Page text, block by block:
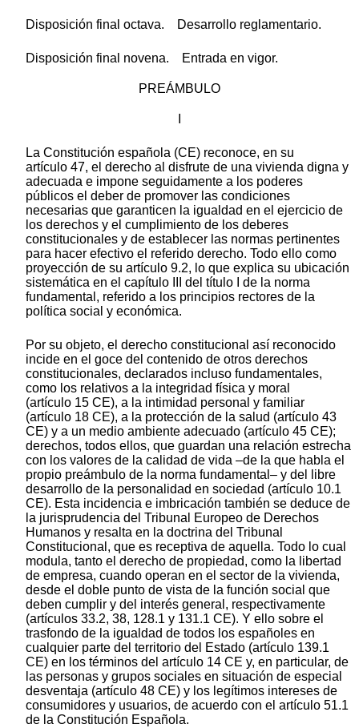
Disposición final octava. Desarrollo reglamentario.
Disposición final novena. Entrada en vigor.
PREÁMBULO
La Constitución española (CE) reconoce, en su
artículo 47, el derecho al disfrute de una vivienda digna y
adecuada e impone seguidamente a los poderes
públicos el deber de promover las condiciones
necesarias que garanticen la igualdad en el ejercicio de
los derechos y el cumplimiento de los deberes
constitucionales y de establecer las normas pertinentes
para hacer efectivo el referido derecho. Todo ello como
proyección de su artículo 9.2, lo que explica su ubicación
sistemática en el capítulo III del título I de la norma
fundamental, referido a los principios rectores de la
política social y económica.
Por su objeto, el derecho constitucional así reconocido
incide en el goce del contenido de otros derechos
constitucionales, declarados incluso fundamentales,
como los relativos a la integridad física y moral
(artículo 15 CE), a la intimidad personal y familiar
(artículo 18 CE), a la protección de la salud (artículo 43
CE) y a un medio ambiente adecuado (artículo 45 CE);
derechos, todos ellos, que guardan una relación estrecha
con los valores de la calidad de vida –de la que habla el
propio preámbulo de la norma fundamental– y del libre
desarrollo de la personalidad en sociedad (artículo 10.1
CE). Esta incidencia e imbricación también se deduce de
la jurisprudencia del Tribunal Europeo de Derechos
Humanos y resalta en la doctrina del Tribunal
Constitucional, que es receptiva de aquella. Todo lo cual
modula, tanto el derecho de propiedad, como la libertad
de empresa, cuando operan en el sector de la vivienda,
desde el doble punto de vista de la función social que
deben cumplir y del interés general, respectivamente
(artículos 33.2, 38, 128.1 y 131.1 CE). Y ello sobre el
trasfondo de la igualdad de todos los españoles en
cualquier parte del territorio del Estado (artículo 139.1
CE) en los términos del artículo 14 CE y, en particular, de
las personas y grupos sociales en situación de especial
desventaja (artículo 48 CE) y los legítimos intereses de
consumidores y usuarios, de acuerdo con el artículo 51.1
de la Constitución Española.